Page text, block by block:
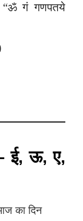
“ॐ गं गणपतये
ई, ऊ, ए,
का दिन